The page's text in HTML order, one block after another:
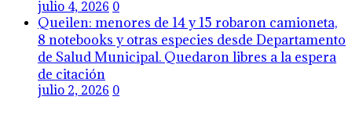
julio 4, 2026 0
Queilen: menores de 14 y 15 robaron camioneta,
8 notebooks y otras especies desde Departamento
de Salud Municipal. Quedaron libres a la espera
de citación
julio 2, 2026 0